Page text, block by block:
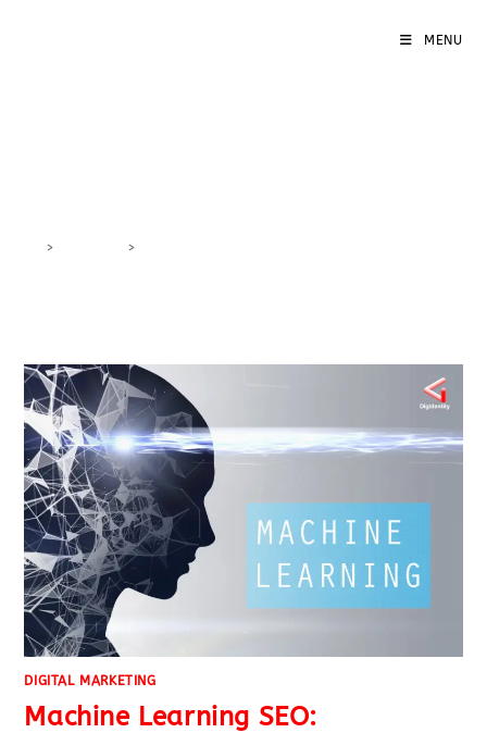
MENU
> >
DIGITAL MARKETING
Machine Learning SEO: